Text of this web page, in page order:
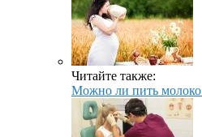
Читайте также:
Можно ли пить молоко